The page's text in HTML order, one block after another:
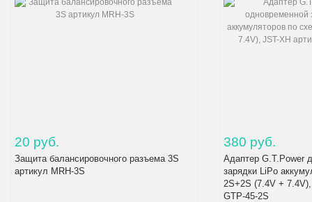
20 руб.
Защита балансировочного разъема 3S
артикул MRH-3S
380 руб.
Адаптер G.T.Power
зарядки LiPo
2S+2S (7.4V +
GTP-45-2S